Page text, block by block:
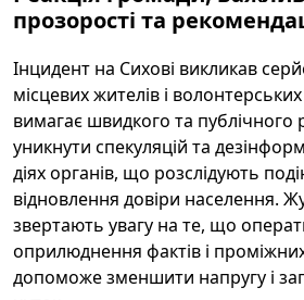
прозорості та
Інцидент на Сихові викликав
місцевих жителів і
вимагає швидкого та публічного
уникнути спекуляцій та
діях органів, що розслідують
відновлення довіри населення.
звертають увагу на те, що
оприлюднення фактів і
допоможе зменшити напругу і